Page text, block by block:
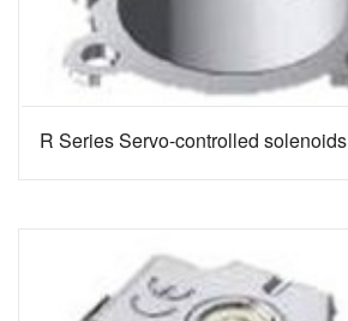
R Series Servo-controlled solenoids